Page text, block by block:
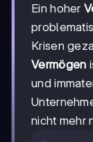
Ein hoher
Krisen
Vermögen
und
nicht mehr